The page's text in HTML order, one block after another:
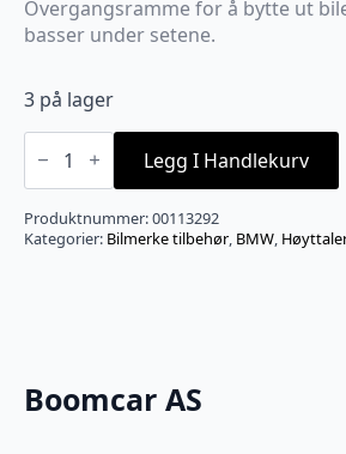
var:
250.00 kr.
er:
100.00 kr.
Overgangsramme for å bytte ut
basser under setene.
3 på lager
Høytaler
adapter
Overgang
for
å
montere
Legg I Handlekurv
Produktnummer:00113292
Kategorier: Bilmerke tilbehør, BMW,
Boomcar AS